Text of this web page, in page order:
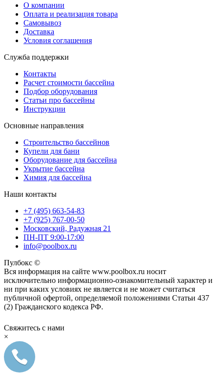
О компании
Оплата и реализация товара
Самовывоз
Доставка
Условия соглашения
Служба поддержки
Контакты
Расчет стоимости бассейна
Подбор оборудования
Статьи про бассейны
Инструкции
Основные направления
Строительство бассейнов
Купели для бани
Оборудование для бассейна
Укрытие бассейна
Химия для бассейна
Наши контакты
+7 (495) 663-54-83
+7 (925) 767-00-50
Московский, Радужная 21
ПН-ПТ 9:00-17:00
info@poolbox.ru
Пулбокс ©
Вся информация на сайте www.poolbox.ru носит
исключительно информационно-ознакомительный характер и
ни при каких условиях не является и не может считаться
публичной офертой, определяемой положениями Статьи 437
(2) Гражданского кодекса РФ.
Свяжитесь с нами
×